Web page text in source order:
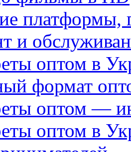
платформы,
и
оптом в
формат
оптом —
оптом в